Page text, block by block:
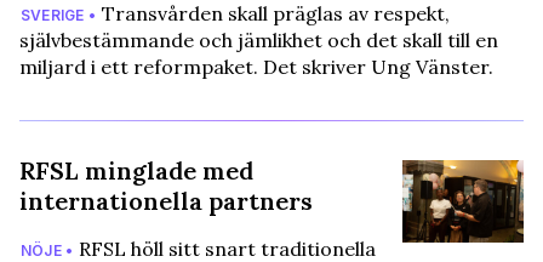
SVERIGE • Transvården skall präglas av respekt,
självbestämmande och jämlikhet och det skall till en
miljard i ett reformpaket. Det skriver Ung Vänster.
RFSL minglade med
internationella partners
NÖJE • RFSL höll sitt snart traditionella